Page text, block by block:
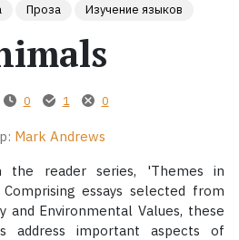
Проза Изучение языков
0 1 0
Mark Andrews
reader series, 'Themes in
essays selected from
and Environmental Values, these
address important aspects of